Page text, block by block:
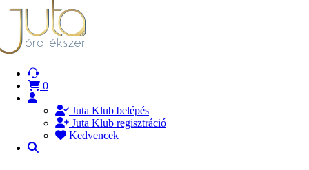
0
Juta Klub belépés
Juta Klub regisztráció
Kedvencek